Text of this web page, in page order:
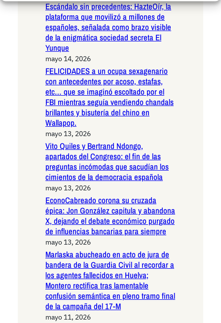
Escándalo sin precedentes: HazteOír, la
plataforma que movilizó a millones de
españoles, señalada como brazo visible
de la enigmática sociedad secreta El
Yunque
mayo 14, 2026
FELICIDADES a un ocupa sexagenario
con antecedentes por acoso, estafas,
etc… que se imaginó escoltado por el
FBI mientras seguía vendiendo chandals
brillantes y bisutería del chino en
Wallapop.
mayo 13, 2026
Vito Quiles y Bertrand Ndongo,
apartados del Congreso: el fin de las
preguntas incómodas que sacudían los
cimientos de la democracia española
mayo 13, 2026
EconoCabreado corona su cruzada
épica: Jon González capitula y abandona
X, dejando el debate económico purgado
de influencias bancarias para siempre
mayo 13, 2026
Marlaska abucheado en acto de jura de
bandera de la Guardia Civil al recordar a
los agentes fallecidos en Huelva;
Montero rectifica tras lamentable
confusión semántica en pleno tramo final
de la campaña del 17-M
mayo 11, 2026